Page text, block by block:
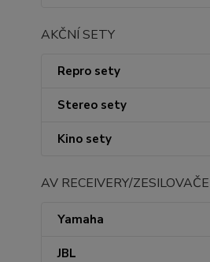
AKČNÍ SETY
Repro sety
Stereo sety
Kino sety
AV RECEIVERY/ZESILOVAČE
Yamaha
JBL